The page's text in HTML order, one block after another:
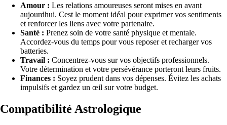
Amour : Les relations amoureuses seront mises en avant
aujourdhui. Cest le moment idéal pour exprimer vos sentiments
et renforcer les liens avec votre partenaire.
Santé : Prenez soin de votre santé physique et mentale.
Accordez-vous du temps pour vous reposer et recharger vos
batteries.
Travail : Concentrez-vous sur vos objectifs professionnels.
Votre détermination et votre persévérance porteront leurs fruits.
Finances : Soyez prudent dans vos dépenses. Évitez les achats
impulsifs et gardez un œil sur votre budget.
Compatibilité Astrologique